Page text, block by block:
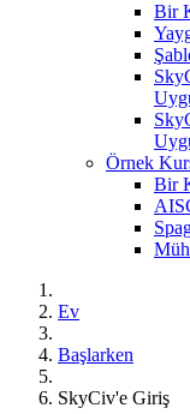
Bir
Örnek
Bir
Ev
Başlarken
SkyCiv'e Giriş